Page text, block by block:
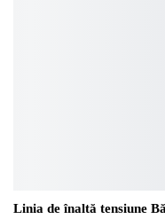
Linia de înaltă tensiune